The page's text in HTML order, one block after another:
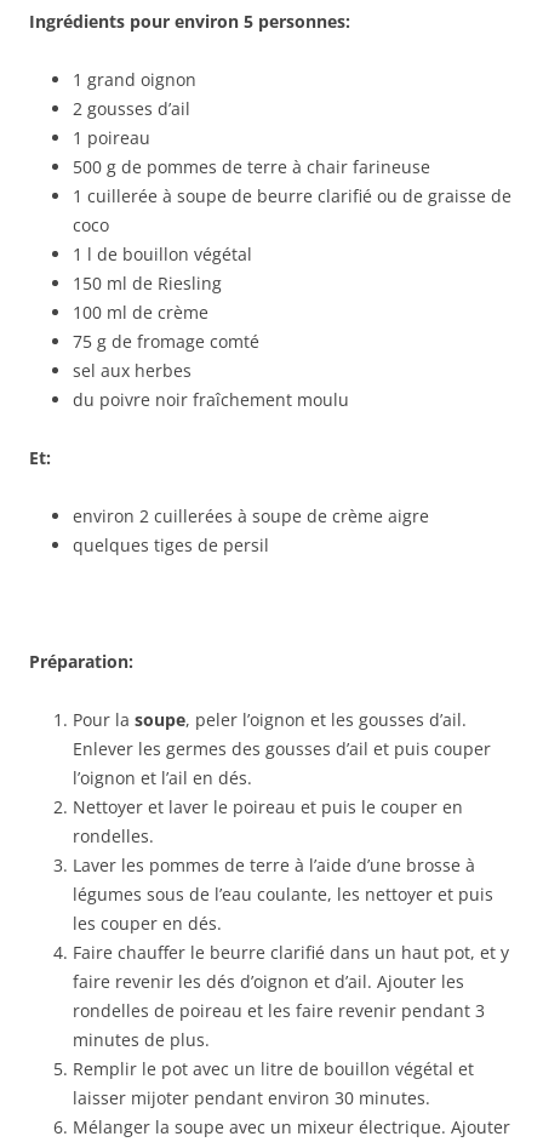
Ingrédients pour environ 5 personnes:
1 grand oignon
2 gousses d’ail
1 poireau
500 g de pommes de terre à chair farineuse
1 cuillerée à soupe de beurre clarifié ou de graisse de
coco
1 l de bouillon végétal
150 ml de Riesling
100 ml de crème
75 g de fromage comté
sel aux herbes
du poivre noir fraîchement moulu
Et:
environ 2 cuillerées à soupe de crème aigre
quelques tiges de persil
Préparation:
Pour la soupe, peler l’oignon et les gousses d’ail.
Enlever les germes des gousses d’ail et puis couper
l’oignon et l’ail en dés.
Nettoyer et laver le poireau et puis le couper en
rondelles.
Laver les pommes de terre à l’aide d’une brosse à
légumes sous de l’eau coulante, les nettoyer et puis
les couper en dés.
Faire chauffer le beurre clarifié dans un haut pot, et y
faire revenir les dés d’oignon et d’ail. Ajouter les
rondelles de poireau et les faire revenir pendant 3
minutes de plus.
Remplir le pot avec un litre de bouillon végétal et
laisser mijoter pendant environ 30 minutes.
Mélanger la soupe avec un mixeur électrique. Ajouter